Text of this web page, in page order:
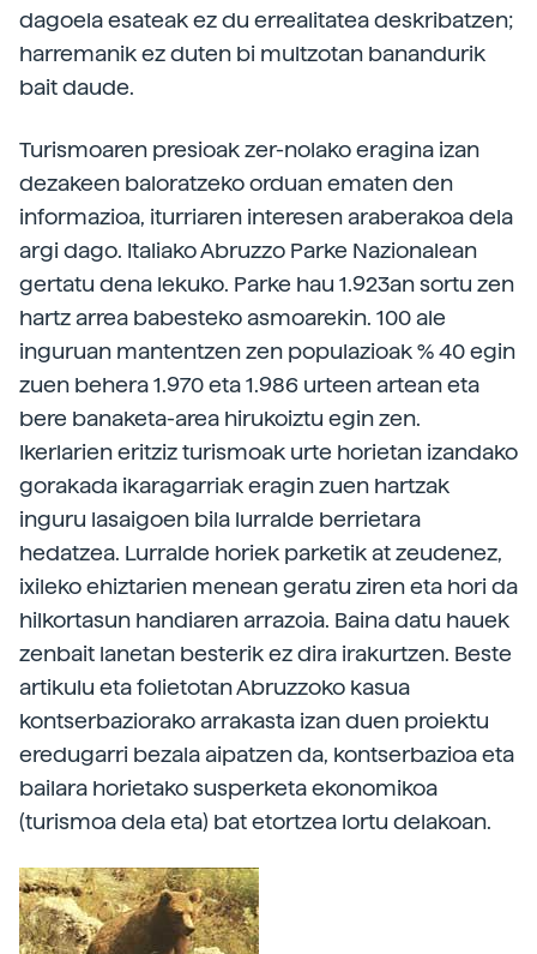
dagoela esateak ez du errealitatea deskribatzen;
harremanik ez duten bi multzotan banandurik
bait daude.
Turismoaren presioak zer-nolako eragina izan
dezakeen baloratzeko orduan ematen den
informazioa, iturriaren interesen araberakoa dela
argi dago. Italiako Abruzzo Parke Nazionalean
gertatu dena lekuko. Parke hau 1.923an sortu zen
hartz arrea babesteko asmoarekin. 100 ale
inguruan mantentzen zen populazioak % 40 egin
zuen behera 1.970 eta 1.986 urteen artean eta
bere banaketa-area hirukoiztu egin zen.
Ikerlarien eritziz turismoak urte horietan izandako
gorakada ikaragarriak eragin zuen hartzak
inguru lasaigoen bila lurralde berrietara
hedatzea. Lurralde horiek parketik at zeudenez,
ixileko ehiztarien menean geratu ziren eta hori da
hilkortasun handiaren arrazoia. Baina datu hauek
zenbait lanetan besterik ez dira irakurtzen. Beste
artikulu eta folietotan Abruzzoko kasua
kontserbaziorako arrakasta izan duen proiektu
eredugarri bezala aipatzen da, kontserbazioa eta
bailara horietako susperketa ekonomikoa
(turismoa dela eta) bat etortzea lortu delakoan.